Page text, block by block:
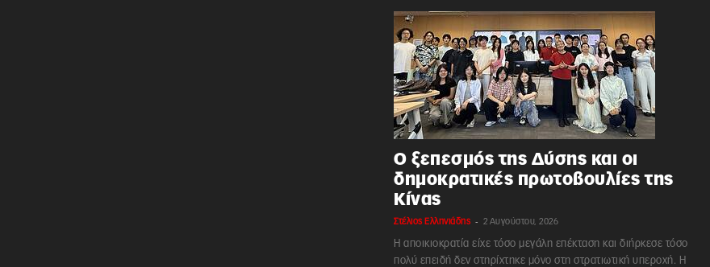
Ο ξεπεσμός της Δύσης και οι
δημοκρατικές πρωτοβουλίες της
Κίνας
Στέλιος Ελληνιάδης - 2 Αυγούστου, 2026
Η αποικιοκρατία είχε τόσο μεγάλη επέκταση και διήρκεσε τόσο
πολύ επειδή δεν στηρίχτηκε μόνο στη στρατιωτική υπεροχή. Η